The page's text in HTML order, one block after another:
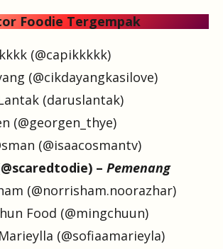
Foodie Tergempak
(@capikkkkk)
(@cikdayangkasilove)
(daruslantak)
(@georgen_thye)
(@isaacosmantv)
– Pemenang
(@norrisham.noorazhar)
Food (@mingchuun)
(@sofiaamarieyla)